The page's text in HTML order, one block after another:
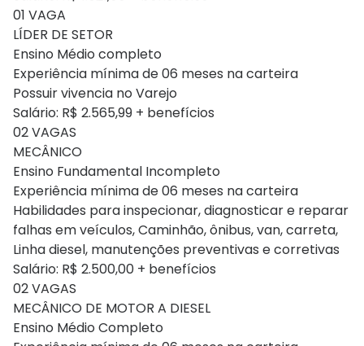
01 VAGA
LÍDER DE SETOR
Ensino Médio completo
Experiência mínima de 06 meses na carteira
Possuir vivencia no Varejo
Salário: R$ 2.565,99 + benefícios
02 VAGAS
MECÂNICO
Ensino Fundamental Incompleto
Experiência mínima de 06 meses na carteira
Habilidades para inspecionar, diagnosticar e reparar
falhas em veículos, Caminhão, ônibus, van, carreta,
Linha diesel, manutenções preventivas e corretivas
Salário: R$ 2.500,00 + benefícios
02 VAGAS
MECÂNICO DE MOTOR A DIESEL
Ensino Médio Completo